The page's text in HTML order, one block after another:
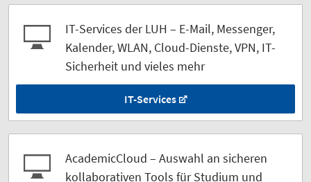
IT-Services der LUH – E-Mail, Messenger,
Kalender, WLAN, Cloud-Dienste, VPN, IT-
Sicherheit und vieles mehr
IT-Services
AcademicCloud – Auswahl an sicheren
kollaborativen Tools für Studium und